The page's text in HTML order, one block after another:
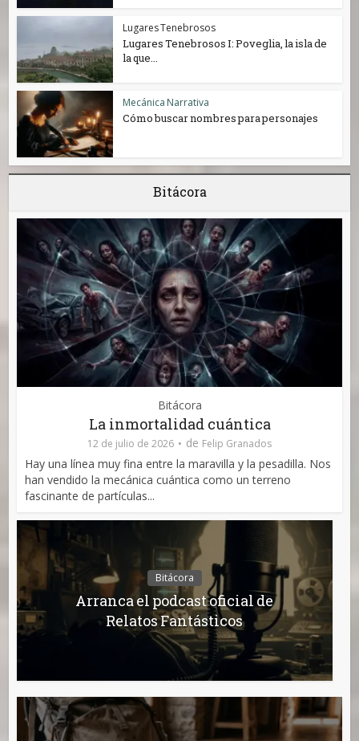
Lugares Tenebrosos
Lugares Tenebrosos I: Poveglia, la isla de
la que...
Mecánica Narrativa
Cómo buscar nombres para personajes
Bitácora
Bitácora
La inmortalidad cuántica
12 de julio de 2026 de Felip Granados
Hay una línea muy fina entre la maravilla y la pesadilla. Nos
han vendido la mecánica cuántica como un terreno
fascinante de partículas...
Bitácora
Arranca el podcast oficial de
Relatos Fantásticos